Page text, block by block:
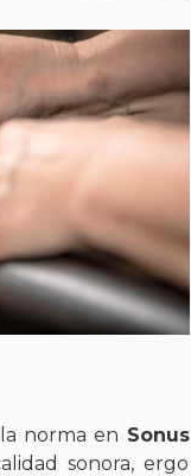
norma en Sonus
sonora, ergo